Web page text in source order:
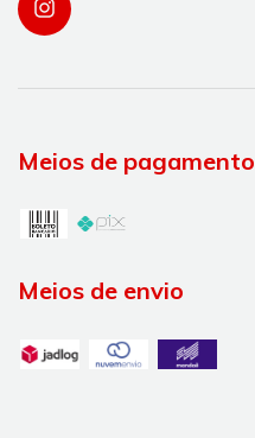
Meios de pagamento
Meios de envio